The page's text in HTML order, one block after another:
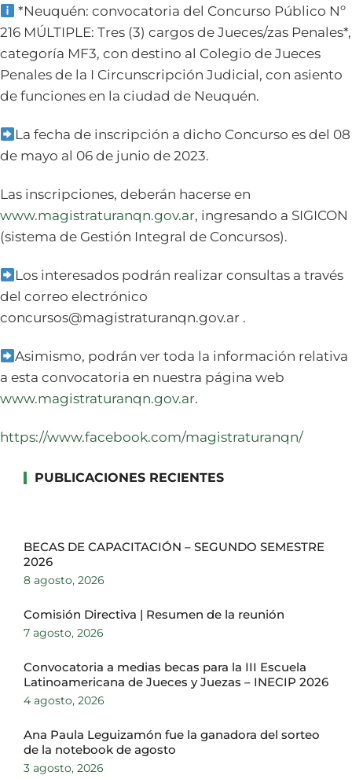
*Neuquén: convocatoria del Concurso Público Nº
216 MÚLTIPLE: Tres (3) cargos de Jueces/zas Penales*,
categoría MF3, con destino al Colegio de Jueces
Penales de la I Circunscripción Judicial, con asiento
de funciones en la ciudad de Neuquén.
La fecha de inscripción a dicho Concurso esdel 08
de mayo al 06 de junio de 2023.
Las inscripciones, deberán hacerse en
www.magistraturanqn.gov.ar, ingresando a SIGICON
(sistema de Gestión Integral de Concursos).
Los interesados podrán realizar consultas a través
del correo electrónico
concursos@magistraturanqn.gov.ar .
Asimismo, podrán ver toda la información relativa
a esta convocatoria en nuestra página web
www.magistraturanqn.gov.ar.
https://www.facebook.com/magistraturanqn/
PUBLICACIONES RECIENTES
BECAS DE CAPACITACIÓN – SEGUNDO SEMESTRE
2026
8 agosto, 2026
Comisión Directiva | Resumen de la reunión
7 agosto, 2026
Convocatoria a medias becas para la III Escuela
Latinoamericana de Jueces y Juezas – INECIP 2026
4 agosto, 2026
Ana Paula Leguizamón fue la ganadora del sorteo
de la notebook de agosto
3 agosto, 2026